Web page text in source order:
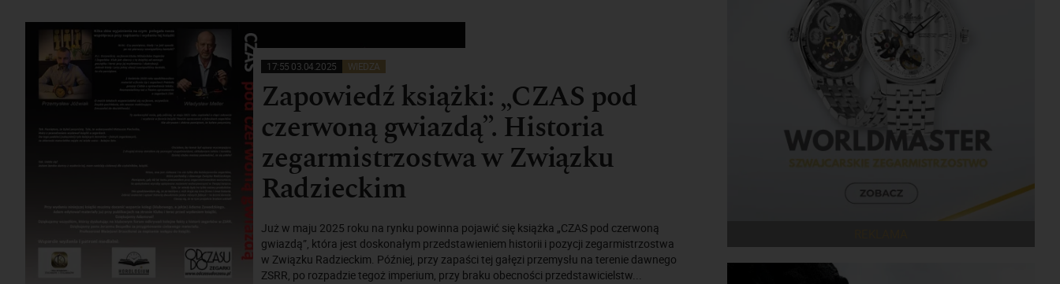
17:55 03.04.2025 WIEDZA
Zapowiedź książki: „CZAS pod
czerwoną gwiazdą”. Historia
zegarmistrzostwa w Związku
Radzieckim
Już w maju 2025 roku na rynku powinna pojawić się książka „CZAS pod czerwoną
gwiazdą”, która jest doskonałym przedstawieniem historii i pozycji zegarmistrzostwa
w Związku Radzieckim. Później, przy zapaści tej gałęzi przemysłu na terenie dawnego
ZSRR, po rozpadzie tegoż imperium, przy braku obecności przedstawicielstw...